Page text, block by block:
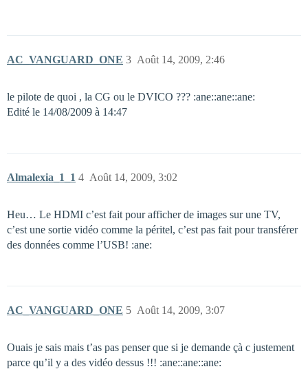
AC_VANGUARD_ONE Août 14, 2009, 2:46
3
le pilote de quoi , la CG ou le DVICO ??? :ane::ane::ane:
Edité le 14/08/2009 à 14:47
Almalexia_1_1 Août 14, 2009, 3:02
4
Heu… Le HDMI c’est fait pour afficher de images sur une TV,
c’est une sortie vidéo comme la péritel, c’est pas fait pour transférer
des données comme l’USB! :ane:
AC_VANGUARD_ONE Août 14, 2009, 3:07
5
Ouais je sais mais t’as pas penser que si je demande çà c justement
parce qu’il y a des vidéo dessus !!! :ane::ane::ane: